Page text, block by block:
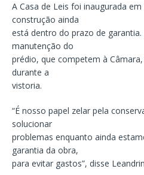
A Casa de Leis foi inaugurada
construção ainda
está dentro do prazo de
manutenção do
prédio, que competem à
durante a
vistoria.
“É nosso papel zelar pela
solucionar
problemas enquanto ainda
garantia da obra,
para evitar gastos”, disse